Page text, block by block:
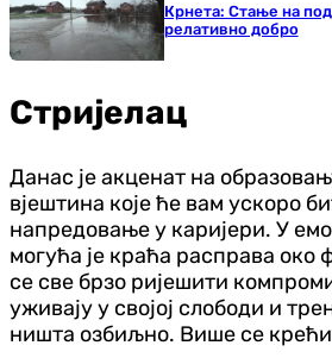
Крнета: Стање на
релативно добро
Стријелац
Данас је акценат на
вјештина које ће вам ускоро
напредовање у каријери. У
могућа је краћа расправа око
се све брзо ријешити
уживају у својој слободи и
ништа озбиљно. Више се